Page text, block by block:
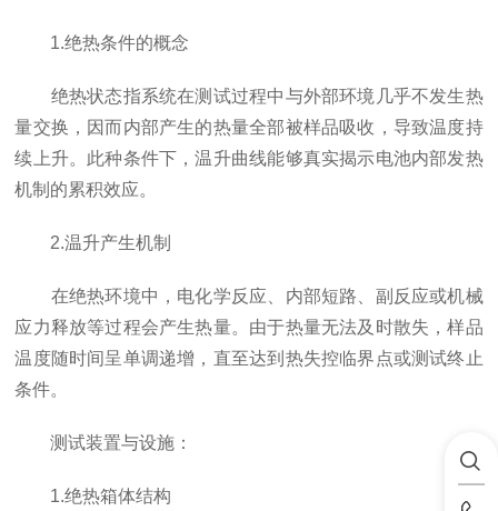
1.绝热条件的概念
绝热状态指系统在测试过程中与外部环境几乎不发生热
量交换，因而内部产生的热量全部被样品吸收，导致温度持
续上升。此种条件下，温升曲线能够真实揭示电池内部发热
机制的累积效应。
2.温升产生机制
在绝热环境中，电化学反应、内部短路、副反应或机械
应力释放等过程会产生热量。由于热量无法及时散失，样品
温度随时间呈单调递增，直至达到热失控临界点或测试终止
条件。
测试装置与设施：
1.绝热箱体结构